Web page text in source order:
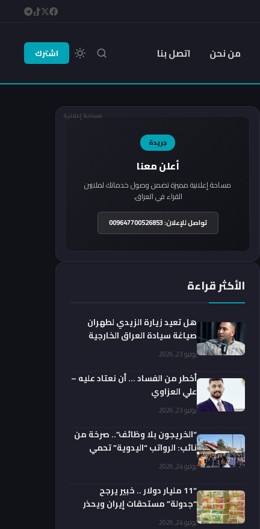
من نحن اتصل بنا اشترك
مساحة إعلانية
جريدة
أعلن معنا
مساحة إعلانية مميزة تضمن وصول خدماتك لملايين
القراء في العراق.
تواصل للإعلان: 009647700526853
الأكثر قراءة
هل تعيد زيارة الزيدي لطهران
صياغة سيادة العراق الخارجية
فعليا؟.. باحث يوضحيوليو 23, 2026
أخطر من الفساد … أن نعتاد عليه –
علي العزاوي
يوليو 23, 2026
“الخريجون بلا وظائف”.. صرخة من
نائب: الرواتب “اليدوية” تحمي
الفضائيين!يوليو 24, 2026
“11 مليار دولار .. خبير يرجح
“جدولة” مستحقات إيران ويحذر
من السداد الفورييوليو 24, 2026